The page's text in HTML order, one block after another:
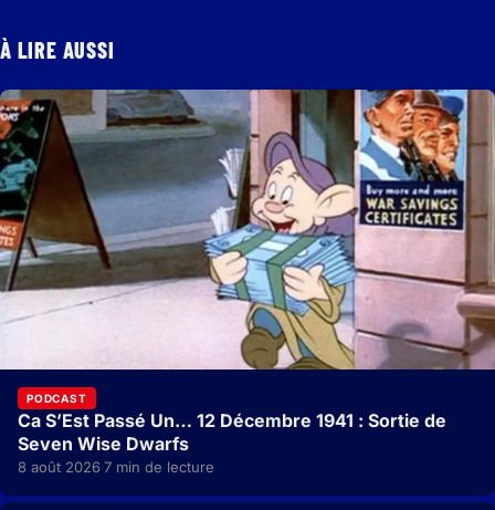
À LIRE AUSSI
PODCAST
Ca S’Est Passé Un… 12 Décembre 1941 : Sortie de
Seven Wise Dwarfs
8 août 2026·7 min de lecture